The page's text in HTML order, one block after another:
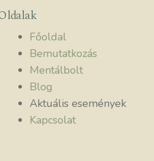
Főoldal
Bemutatkozás
Mentálbolt
Blog
Aktuális események
Kapcsolat